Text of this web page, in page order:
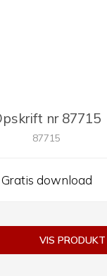
nr 87715
87715
Gratis download
VIS PRODUKT